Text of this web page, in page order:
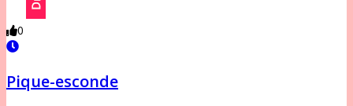
0
Pique-esconde